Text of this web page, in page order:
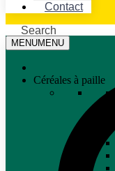
Contact
Search
MENUMENU
Céréales à paille